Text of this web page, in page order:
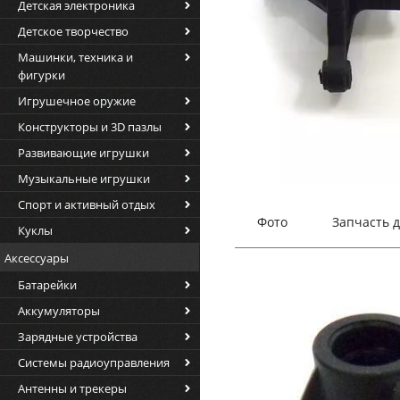
Детская электроника
Детское творчество
Машинки, техника и
фигурки
Игрушечное оружие
Конструкторы и 3D пазлы
Развивающие игрушки
Музыкальные игрушки
Спорт и активный отдых
Куклы
Аксессуары
Батарейки
Аккумуляторы
Зарядные устройства
Системы радиоуправления
Антенны и трекеры
Фото Запчасть